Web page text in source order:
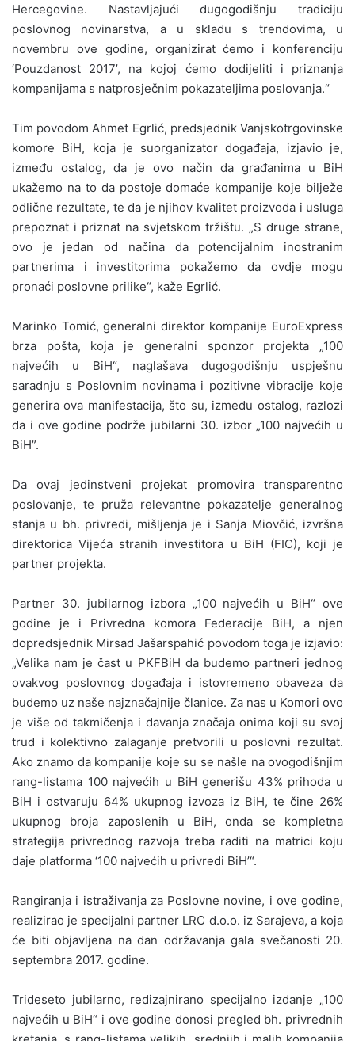
Hercegovine. Nastavljajući dugogodišnju tradiciju
poslovnog novinarstva, a u skladu s trendovima, u
novembru ove godine, organizirat ćemo i konferenciju
‘Pouzdanost 2017’, na kojoj ćemo dodijeliti i priznanja
kompanijama s natprosječnim pokazateljima poslovanja.“
Tim povodom Ahmet Egrlić, predsjednik Vanjskotrgovinske
komore BiH, koja je suorganizator događaja, izjavio je,
između ostalog, da je ovo način da građanima u BiH
ukažemo na to da postoje domaće kompanije koje bilježe
odlične rezultate, te da je njihov kvalitet proizvoda i usluga
prepoznat i priznat na svjetskom tržištu. „S druge strane,
ovo je jedan od načina da potencijalnim inostranim
partnerima i investitorima pokažemo da ovdje mogu
pronaći poslovne prilike“, kaže Egrlić.
Marinko Tomić, generalni direktor kompanije EuroExpress
brza pošta, koja je generalni sponzor projekta „100
najvećih u BiH“, naglašava dugogodišnju uspješnu
saradnju s Poslovnim novinama i pozitivne vibracije koje
generira ova manifestacija, što su, između ostalog, razlozi
da i ove godine podrže jubilarni 30. izbor „100 najvećih u
BiH”.
Da ovaj jedinstveni projekat promovira transparentno
poslovanje, te pruža relevantne pokazatelje generalnog
stanja u bh. privredi, mišljenja je i Sanja Miovčić, izvršna
direktorica Vijeća stranih investitora u BiH (FIC), koji je
partner projekta.
Partner 30. jubilarnog izbora „100 najvećih u BiH“ ove
godine je i Privredna komora Federacije BiH, a njen
dopredsjednik Mirsad Jašarspahić povodom toga je izjavio:
„Velika nam je čast u PKFBiH da budemo partneri jednog
ovakvog poslovnog događaja i istovremeno obaveza da
budemo uz naše najznačajnije članice. Za nas u Komori ovo
je više od takmičenja i davanja značaja onima koji su svoj
trud i kolektivno zalaganje pretvorili u poslovni rezultat.
Ako znamo da kompanije koje su se našle na ovogodišnjim
rang-listama 100 najvećih u BiH generišu 43% prihoda u
BiH i ostvaruju 64% ukupnog izvoza iz BiH, te čine 26%
ukupnog broja zaposlenih u BiH, onda se kompletna
strategija privrednog razvoja treba raditi na matrici koju
daje platforma ‘100 najvećih u privredi BiH’“.
Rangiranja i istraživanja za Poslovne novine, i ove godine,
realizirao je specijalni partner LRC d.o.o. iz Sarajeva, a koja
će biti objavljena na dan održavanja gala svečanosti 20.
septembra 2017. godine.
Trideseto jubilarno, redizajnirano specijalno izdanje „100
najvećih u BiH“ i ove godine donosi pregled bh. privrednih